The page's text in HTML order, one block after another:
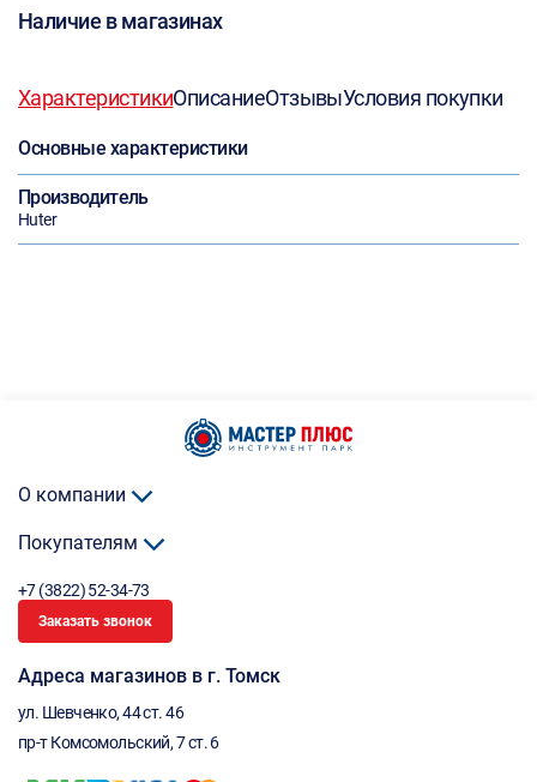
Наличие в магазинах
ХарактеристикиОписаниеОтзывыУсловия покупки
Основные характеристики
Производитель
Huter
О компании
Покупателям
+7 (3822) 52-34-73
Заказать звонок
Адреса магазинов в г. Томск
ул. Шевченко, 44 ст. 46
пр-т Комсомольский, 7 ст. 6